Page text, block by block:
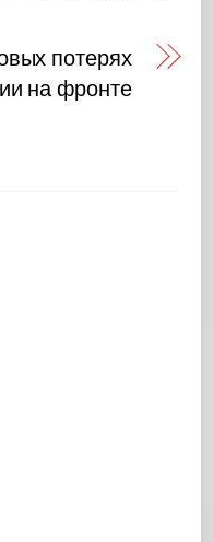
потерях
на фронте